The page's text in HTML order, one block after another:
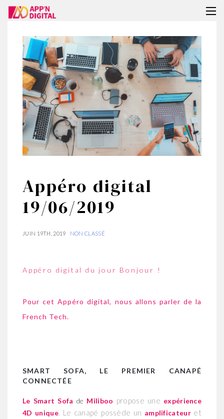
Appéro digital
19/06/2019
JUIN 19TH, 2019 NON CLASSÉ
Appéro digital du jour Bonjour !
Pour cet Appéro digital, nous allons parler de la
French Tech.
SMART SOFA, LE PREMIER CANAPÉ
CONNECTÉE
Le Smart Sofa de Miliboo propose une expérience
4D unique. Le canapé possède un amplificateuret